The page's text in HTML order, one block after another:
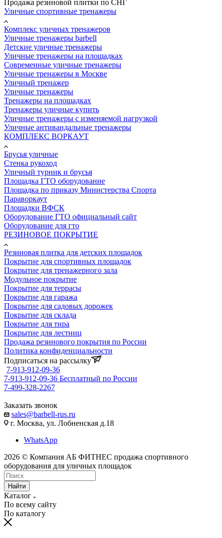
Продажа резиновой плитки по СНГ
Уличные спортивные тренажеры
Комплекс уличных тренажеров
Уличные тренажеры barbell
Детские уличные тренажеры
Уличные тренажеры на площадках
Современные уличные тренажеры
Уличные тренажеры в Москве
Уличный тренажер
Уличные тренажеры
Тренажеры на площадках
Тренажеры уличные купить
Уличные тренажеры с изменяемой нагрузкой
Уличные антивандальные тренажеры
КОМПЛЕКС ВОРКАУТ
Брусья уличные
Стенка рукоход
Уличный турник и брусья
Площадка ГТО оборудование
Площадка по приказу Министерства Спорта
Параворкаут
Площадки ВФСК
Оборудование ГТО официальный сайт
Оборудование для гто
РЕЗИНОВОЕ ПОКРЫТИЕ
Резиновая плитка для детских площадок
Покрытие для спортивных площадок
Покрытие для тренажерного зала
Модульное покрытие
Покрытие для террасы
Покрытие для гаража
Покрытие для садовых дорожек
Покрытие для склада
Покрытие для тира
Покрытие для лестниц
Продажа резинового покрытия по России
Политика конфиденциальности
Подписаться на рассылку
7-913-912-09-36
7-913-912-09-36 Бесплатный по России
7-499-328-2267
Заказать звонок
sales@barbell-rus.ru
г. Москва, ул. Лобненская д.18
WhatsApp
2026 © Компания АБ ФИТНЕС продажа спортивного
оборудования для уличных площадок
Найти
Каталог
По всему сайту
По каталогу